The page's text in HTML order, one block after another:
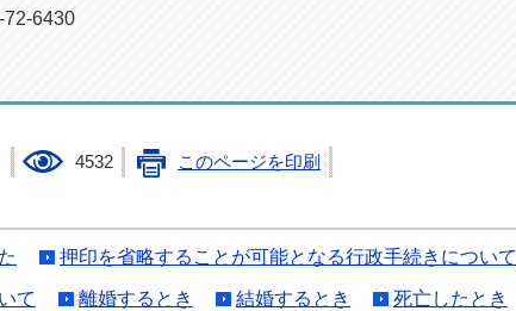
6430
4532 このページを印刷
押印を省略することが可能となる行政手続きについて
て 離婚するとき 結婚するとき 死亡したとき